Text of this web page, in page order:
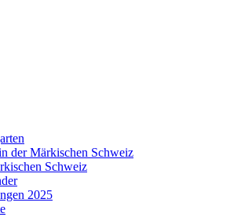
der Märkischen Schweiz
Schweiz
2025